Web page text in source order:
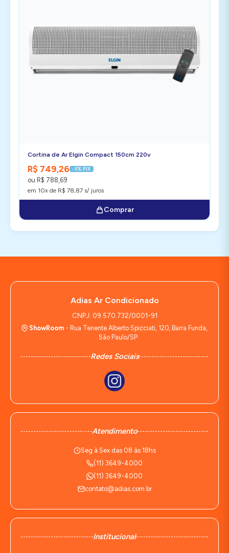
Cortina de Ar Elgin Compact 150cm 220v
R$ 749,26 -5% PIX
ou R$ 788,69
em 10x de R$ 78,87 s/ juros
Comprar
Adias Ar Condicionado
CNPJ: 09.570.732/0001-91
ShowRoom- Rua Tenente Alberto Spicciati, 120, Barra Funda,
São Paulo/SP
Redes Sociais
Atendimento
Seg à Sex das 08 às 18hs
(11) 3649-4000
(11) 3649-4000
contato@adias.com.br
Institucional